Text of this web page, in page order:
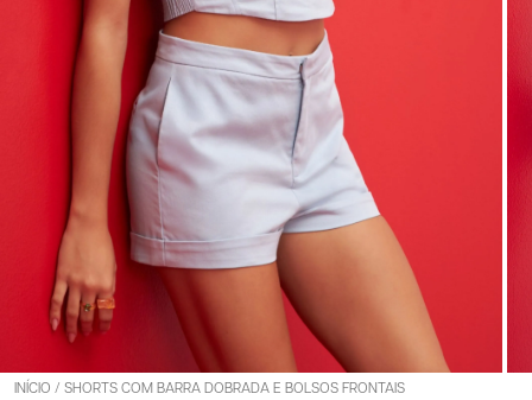
INÍCIO SHORTS COM BARRA DOBRADA E BOLSOS FRONTAIS